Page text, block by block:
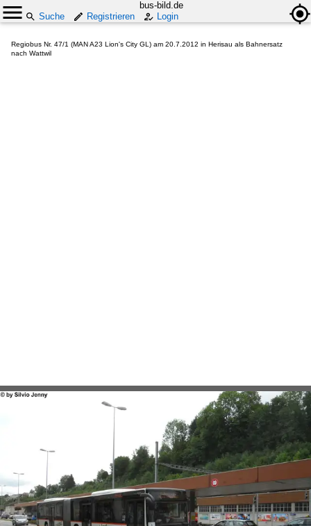
bus-bild.de
Suche
Registrieren Login
Regiobus Nr. 47/1 (MAN A23 Lion's City GL) am 20.7.2012 in Herisau als Bahnersatz
nach Wattwil